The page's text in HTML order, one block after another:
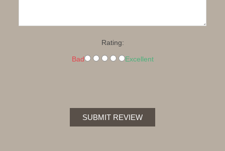
Rating:
Bad Excellent
SUBMIT REVIEW